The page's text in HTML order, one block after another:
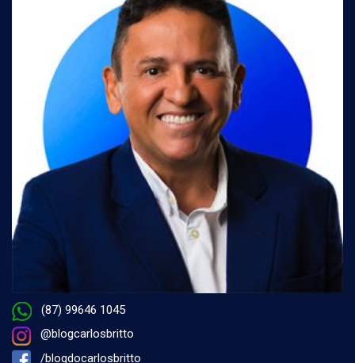
(87) 99646 1045
@blogcarlosbritto
/blogdocarlosbritto